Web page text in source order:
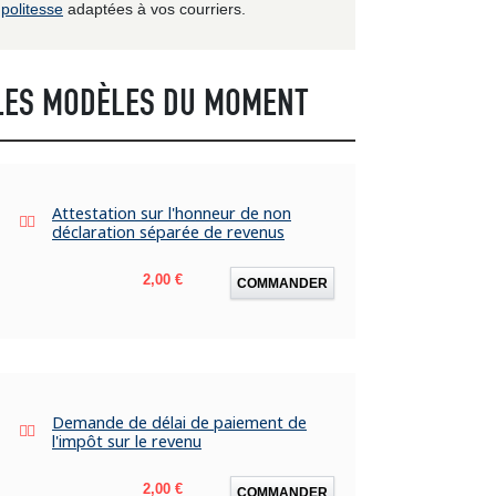
politesse adaptées à vos courriers.
MODÈLES DU MOMENT
Attestation sur l'honneur de non
déclaration séparée de revenus
Prix
2,00 € COMMANDER
Demande de délai de paiement de
l'impôt sur le revenu
Prix
2,00 € COMMANDER